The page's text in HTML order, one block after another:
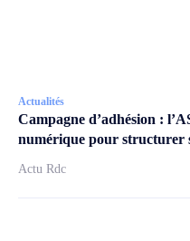
Actualités
Campagne d’adhésion :
numérique pour structurer
Actu Rdc